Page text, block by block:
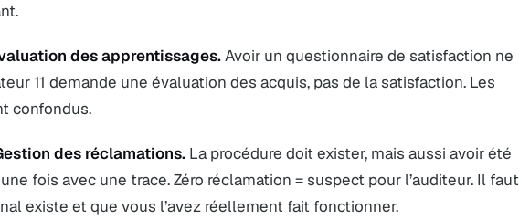
des apprentissages.Avoir un questionnaire de satisfaction ne
11 demande une évaluation des acquis, pas de la satisfaction. Les
confondus.
des réclamations. La procédure doit exister, mais aussi avoir été
fois avec une trace. Zéro réclamation = suspect pour l’auditeur. Il faut
existe et que vous l’avez réellement fait fonctionner.